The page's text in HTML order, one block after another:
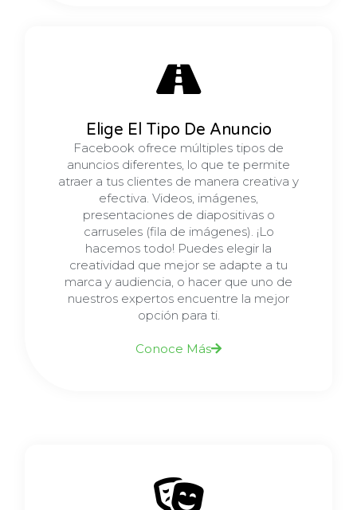
Elige El Tipo De Anuncio
Facebook ofrece múltiples tipos de
anuncios diferentes, lo que te permite
atraer a tus clientes de manera creativa y
efectiva. Videos, imágenes,
presentaciones de diapositivas o
carruseles (fila de imágenes). ¡Lo
hacemos todo! Puedes elegir la
creatividad que mejor se adapte a tu
marca y audiencia, o hacer que uno de
nuestros expertos encuentre la mejor
opción para ti.
Conoce Más